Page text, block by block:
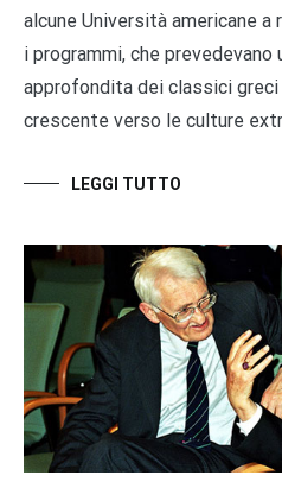
alcune Università americane
i programmi, che prevedevano
approfondita dei classici greci
crescente verso le culture
LEGGI TUTTO